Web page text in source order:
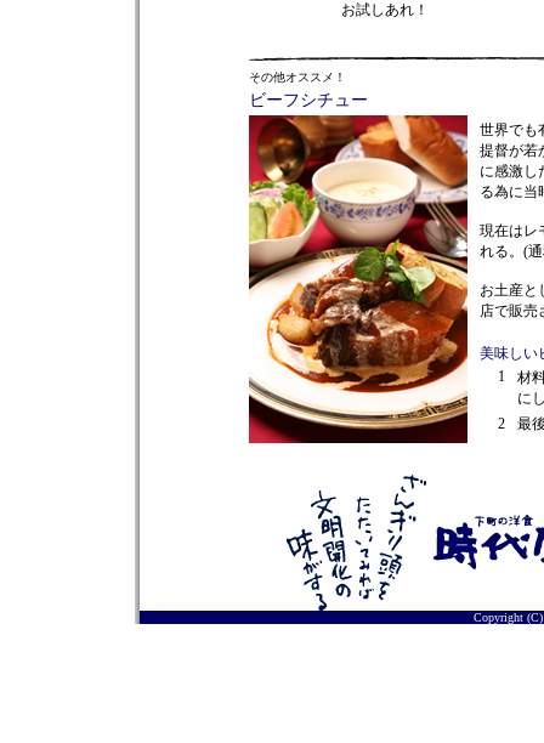
お試しあれ！
その他オススメ！
ビーフシチュー
世界でも
提督が若
に感激し
る為に当
現在はレ
れる。(
お土産と
店で販売
美味しい
1
材
に
2
最
Copyright